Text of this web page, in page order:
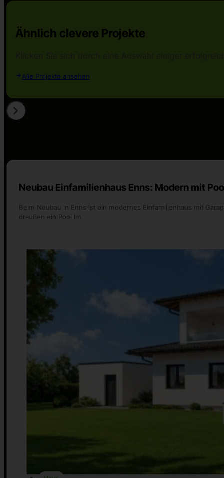
Ähnlich clevere Projekte
Alle Projekte ansehen
Aufstockung Einfamilienhaus Bad Kreuzen:
Bei der Aufstockung in Bad Kreuzen ist eine zweite
Haus